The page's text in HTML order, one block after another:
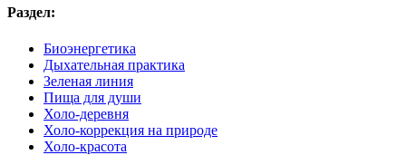
Раздел:
Биоэнергетика
Дыхательная практика
Зеленая линия
Пища для души
Холо-деревня
Холо-коррекция на природе
Холо-красота